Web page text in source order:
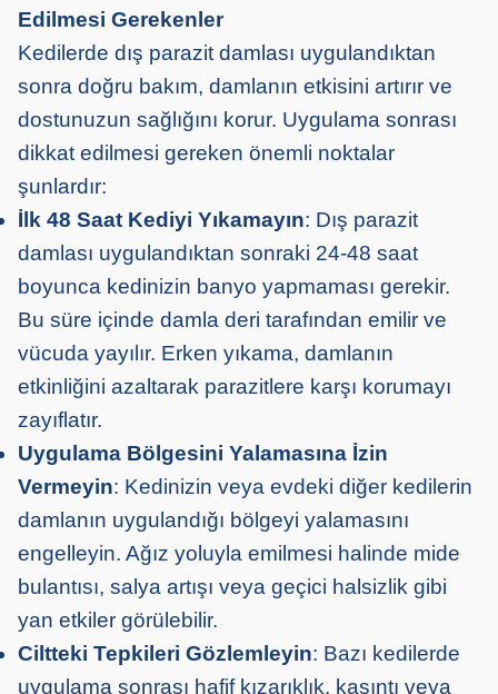
Edilmesi Gerekenler
Kedilerde dış parazit damlası uygulandıktan
sonra doğru bakım, damlanın etkisini artırır ve
dostunuzun sağlığını korur. Uygulama sonrası
dikkat edilmesi gereken önemli noktalar
şunlardır:
İlk 48 Saat Kediyi Yıkamayın: Dış parazit
damlası uygulandıktan sonraki 24-48 saat
boyunca kedinizin banyo yapmaması gerekir.
Bu süre içinde damla deri tarafından emilir ve
vücuda yayılır. Erken yıkama, damlanın
etkinliğini azaltarak parazitlere karşı korumayı
zayıflatır.
Uygulama Bölgesini Yalamasına İzin
Vermeyin: Kedinizin veya evdeki diğer kedilerin
damlanın uygulandığı bölgeyi yalamasını
engelleyin. Ağız yoluyla emilmesi halinde mide
bulantısı, salya artışı veya geçici halsizlik gibi
yan etkiler görülebilir.
Ciltteki Tepkileri Gözlemleyin: Bazı kedilerde
uygulama sonrası hafif kızarıklık, kaşıntı veya